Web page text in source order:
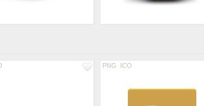
PNG ICO